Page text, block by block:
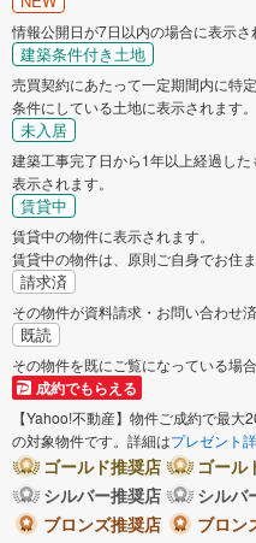
情報公開日が7日以内の場合に表示さ
建築条件付き土地
売買契約にあたって一定期間内に特
条件にしている土地に表示されます。
未入居
建築工事完了日から1年以上経過し
表示されます。
賃貸中
賃貸中の物件に表示されます。
賃貸中の物件は、原則ご自身でお住
請求済
その物件が資料請求・お問い合わせ
既読
その物件を既にご覧になっている場
成約でもらえる
【Yahoo!不動産】物件ご成約で最
の対象物件です。詳細はプレゼント
ゴールド推奨店
ゴール
シルバー推奨店
シルバ
ブロンズ推奨店
ブロン